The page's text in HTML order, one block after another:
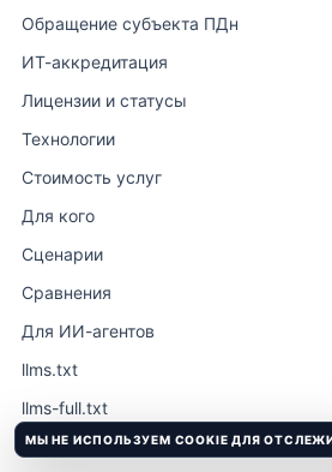
Обращение субъекта ПДн
ИТ-аккредитация
Лицензии и статусы
Технологии
Стоимость услуг
Для кого
Сценарии
Сравнения
Для ИИ-агентов
llms.txt
llms-full.txt
llms-full-en.txt